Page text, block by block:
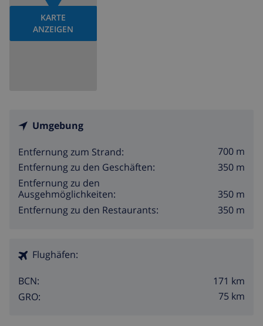
KARTE
ANZEIGEN
Umgebung
Entfernung zum Strand:
700 m
Entfernung zu den Geschäften:
350 m
Entfernung zu den
Ausgehmöglichkeiten:
350 m
Entfernung zu den Restaurants:
350 m
Flughäfen:
BCN:
171 km
GRO:
75 km